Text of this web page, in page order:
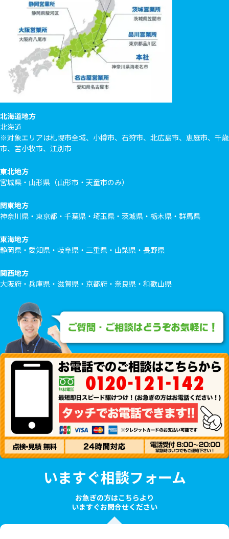
北海道地方
北海道
※対象エリアは札幌市全域、小樽市、石狩市、北広島市、恵庭市、千歳
市、苫小牧市、江別市
東北地方
宮城県・山形県（山形市・天童市のみ）
関東地方
神奈川県・東京都・千葉県・埼玉県・茨城県・栃木県・群馬県
東海地方
静岡県・愛知県・岐阜県・三重県・山梨県・長野県
関西地方
大阪府・兵庫県・滋賀県・京都府・奈良県・和歌山県
いますぐ相談フォーム
お急ぎの方はこちらより
いますぐお問合せください